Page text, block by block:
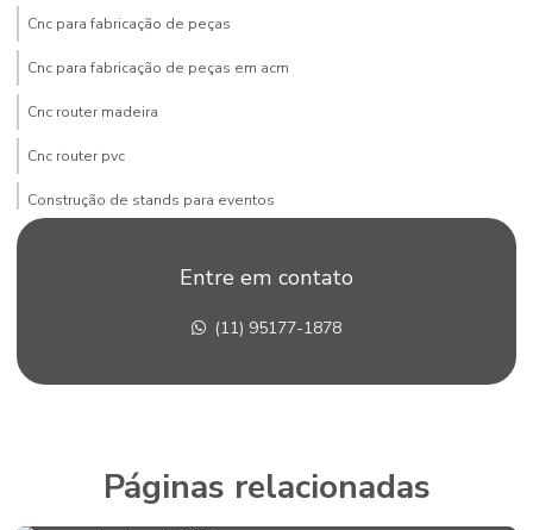
Cnc para fabricação de peças
Cnc para fabricação de peças em acm
Cnc router madeira
Cnc router pvc
Construção de stands para eventos
Corte router cnc acrílico
Corte router em pvc
Entre em contato
(11) 95177-1878
Páginas relacionadas